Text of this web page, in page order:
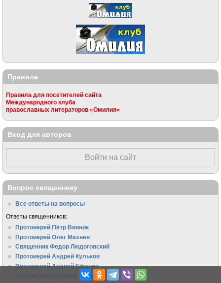
Правила
Правила для посетителей сайта
Международного клуба
православных литераторов «Омилия»
Вход для авторов
Войти на сайт
Вопрос священнику
Все ответы на вопросы
Ответы священников:
Протоиерей Пётр Винник
Протоиерей Олег Махнёв
Священник Федор Людоговский
Протоиерей Андрей Кульков
Протоиерей Андрей Ефанов
Протоиерей Алексий Зайцев